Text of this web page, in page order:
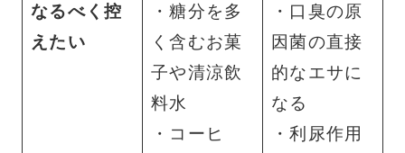
なるべく控
えたい
・糖分を多
く含むお菓
子や清涼飲
料水
・コーヒ
・口臭の原
因菌の直接
的なエサに
なる
・利尿作用